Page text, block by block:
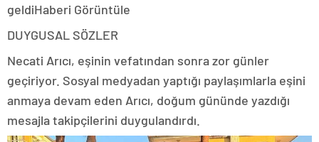
geldiHaberi Görüntüle
DUYGUSAL SÖZLER
Necati Arıcı, eşinin vefatından sonra zor günler
geçiriyor. Sosyal medyadan yaptığı paylaşımlarla eşini
anmaya devam eden Arıcı, doğum gününde yazdığı
mesajla takipçilerini duygulandırdı.